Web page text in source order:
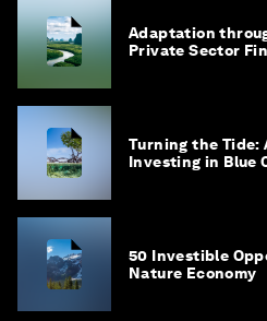
Adaptation
Private Sector
Turning the Tide:
Investing in Blue
50 Investible
Nature Economy